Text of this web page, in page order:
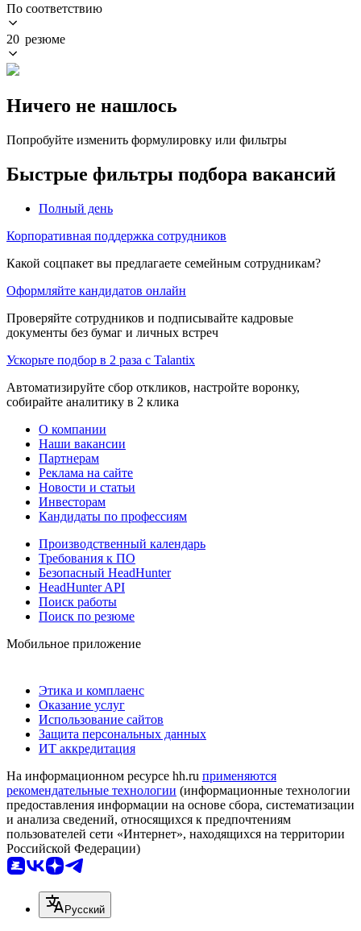
По соответствию
20 резюме
Ничего не нашлось
Попробуйте изменить формулировку или фильтры
Быстрые фильтры подбора вакансий
Полный день
Корпоративная поддержка сотрудников
Какой соцпакет вы предлагаете семейным сотрудникам?
Оформляйте кандидатов онлайн
Проверяйте сотрудников и подписывайте кадровые
документы без бумаг и личных встреч
Ускорьте подбор в 2 раза с Talantix
Автоматизируйте сбор откликов, настройте воронку,
собирайте аналитику в 2 клика
О компании
Наши вакансии
Партнерам
Реклама на сайте
Новости и статьи
Инвесторам
Кандидаты по профессиям
Производственный календарь
Требования к ПО
Безопасный HeadHunter
HeadHunter API
Поиск работы
Поиск по резюме
Мобильное приложение
Этика и комплаенс
Оказание услуг
Использование сайтов
Защита персональных данных
ИТ аккредитация
На информационном ресурсе hh.ru применяются
рекомендательные технологии (информационные технологии
предоставления информации на основе сбора, систематизации
и анализа сведений, относящихся к предпочтениям
пользователей сети «Интернет», находящихся на территории
Российской Федерации)
Русский